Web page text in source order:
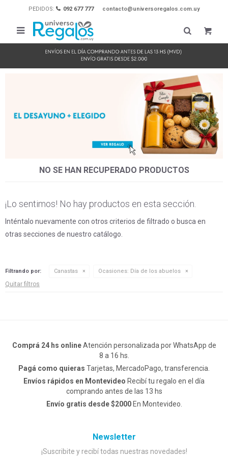
PEDIDOS: 092 677 777 contacto@universoregalos.com.uy

NO SE HAN RECUPERADO PRODUCTOS
¡Lo sentimos! No hay productos en esta sección.
Inténtalo nuevamente con otros criterios de filtrado o busca en
otras secciones de nuestro catálogo.
Filtrando por: Canastas Ocasiones: Día de los abuelos
Quitar filtros
Comprá 24 hs onlineAtención personalizada por WhatsApp de
8 a 16 hs.
Pagá como quieras Tarjetas, MercadoPago, transferencia.
Envíos rápidos en Montevideo Recibí tu regalo en el día
comprando antes de las 13 hs
Envío gratis desde $2000En Montevideo.
Newsletter
¡Suscribite y recibí todas nuestras novedades!